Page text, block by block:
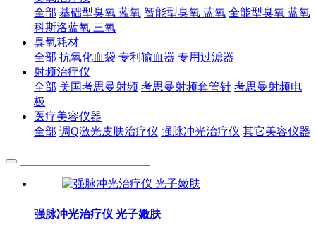
全部 基础型臭氧 蓝氧 智能型臭氧 蓝氧 全能型臭氧 蓝氧
科斯洛蓝氧 三氧
臭氧耗材
全部 抗氧化血袋 专利输血器 专用过滤器
射频治疗仪
全部 美国考思曼射频 考思曼射频套管针 考思曼射频电
极
医疗美容仪器
全部 调Q激光皮肤治疗仪 强脉冲光治疗仪 其它美容仪器
强脉冲光治疗仪 光子嫩肤